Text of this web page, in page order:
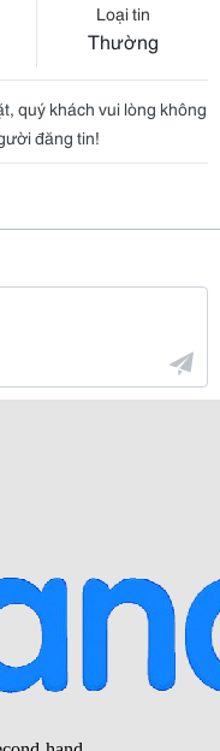
Loại tin
Thường
quý khách vui lòng không
đăng tin!